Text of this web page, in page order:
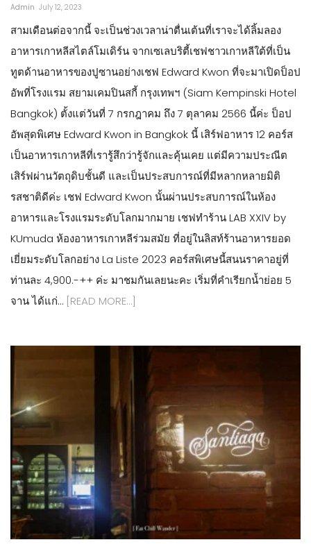
Admin July 12, 2023
สามเดือนต่อจากนี้ จะเป็นช่วงเวลาน่าตื่นเต้นที่เราจะได้ลิ้มลอง
อาหารเกาหลีสไตล์โมเดิร์น จากเซเลบริตี้เชฟชาวเกาหลีใต้ที่เป็น
ทูตด้านอาหารของปูซานอย่างเชฟ Edward Kwon ที่จะมาเปิดป็อป
อัพที่โรงแรม สยามเคมปินสกี้ กรุงเทพฯ (Siam Kempinski Hotel
Bangkok) ตั้งแต่วันที่ 7 กรกฎาคม ถึง 7 ตุลาคม 2566 นี้ค่ะ ป็อป
อัพสุดพิเศษ Edward Kwon in Bangkok นี้ เสิร์ฟอาหาร 12 คอร์ส
เป็นอาหารเกาหลีที่เรารู้สึกว่ารู้จักและคุ้นเคย แต่มีความประณีต
เสิร์ฟผ่านวัตถุดิบชั้นดี และเป็นประสบการณ์ที่มีหลากหลายมิติ
รสชาติดีค่ะ เชฟ Edward Kwon นั้นผ่านประสบการณ์ในห้อง
อาหารและโรงแรมระดับโลกมากมาย เชฟทำร้าน LAB XXIV by
KUmuda ห้องอาหารเกาหลีร่วมสมัย ที่อยู่ในลิสท์ร้านอาหารยอด
เยี่ยมระดับโลกอย่าง La Liste 2023 คอร์สพิเศษนี้สนนราคาอยู่ที่
ท่านละ 4,900.-++ ค่ะ มาชมกันเลยนะคะ เริ่มที่คำเรียกน้ำย่อย 5
จาน ได้แก่… [READ MORE…]